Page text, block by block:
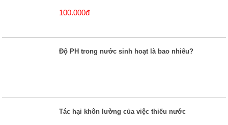
100.000đ
Độ PH trong nước sinh hoạt là bao nhiêu?
Tác hại khôn lường của việc thiếu nước